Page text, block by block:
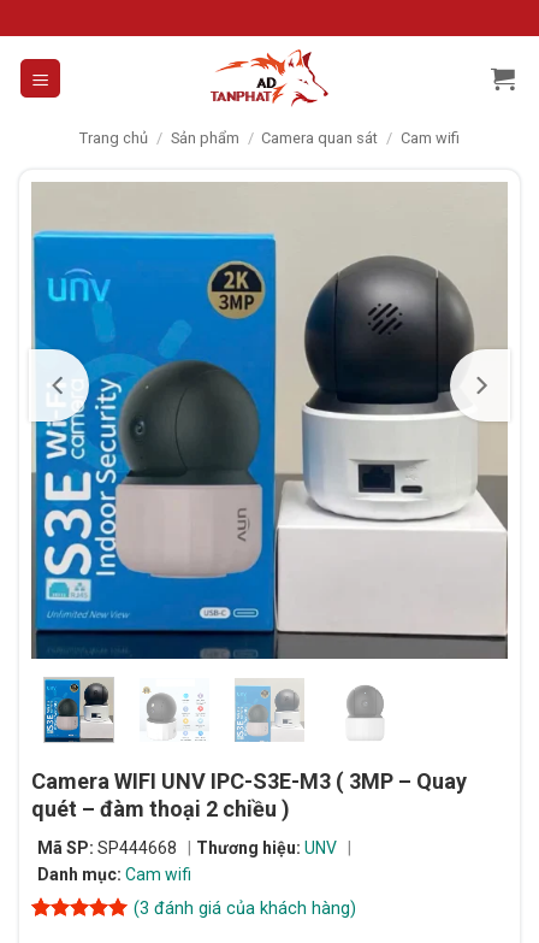
to
content
Trang chủ / Sản phẩm / Camera quan sát / Cam wifi
Camera WIFI UNV IPC-S3E-M3 ( 3MP – Quay
quét – đàm thoại 2 chiều )
Mã SP: SP444668 Thương hiệu: UNV
Danh mục: Cam wifi
(3 đánh giá của khách hàng)